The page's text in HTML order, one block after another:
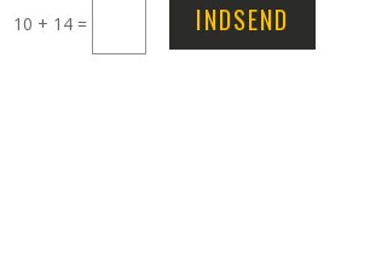
10 + 14 = INDSEND